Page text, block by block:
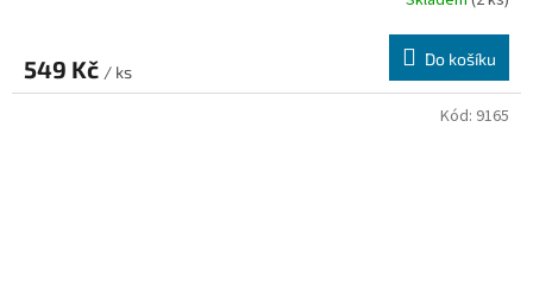
549 Kč / ks
Do košíku
Kód: 9165